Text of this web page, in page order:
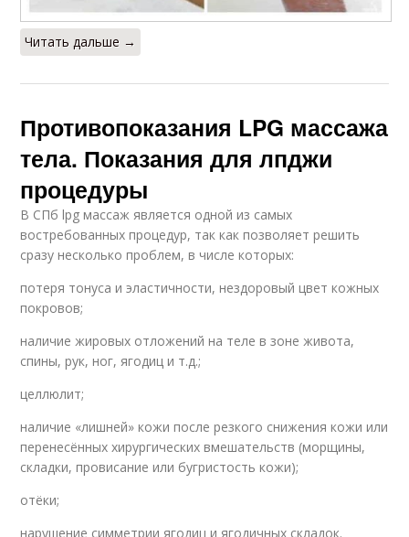
Читать дальше →
Противопоказания LPG массажа
тела. Показания для лпджи
процедуры
В СПб lpg массаж является одной из самых
востребованных процедур, так как позволяет решить
сразу несколько проблем, в числе которых:
потеря тонуса и эластичности, нездоровый цвет кожных
покровов;
наличие жировых отложений на теле в зоне живота,
спины, рук, ног, ягодиц и т.д.;
целлюлит;
наличие «лишней» кожи после резкого снижения кожи или
перенесённых хирургических вмешательств (морщины,
складки, провисание или бугристость кожи);
отёки;
нарушение симметрии ягодиц и ягодичных складок.